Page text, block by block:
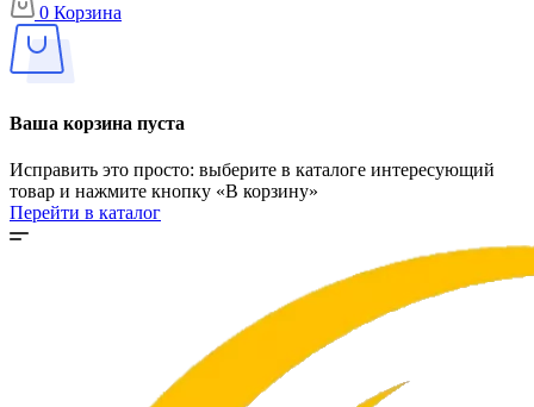
0 Корзина
Ваша корзина пуста
Исправить это просто: выберите в каталоге интересующий
товар и нажмите кнопку «В корзину»
Перейти в каталог